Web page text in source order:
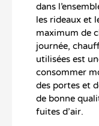
dans
les rideaux et
maximum de
journée,
utilisées est
consommer
des portes et
de bonne
fuites d’air.